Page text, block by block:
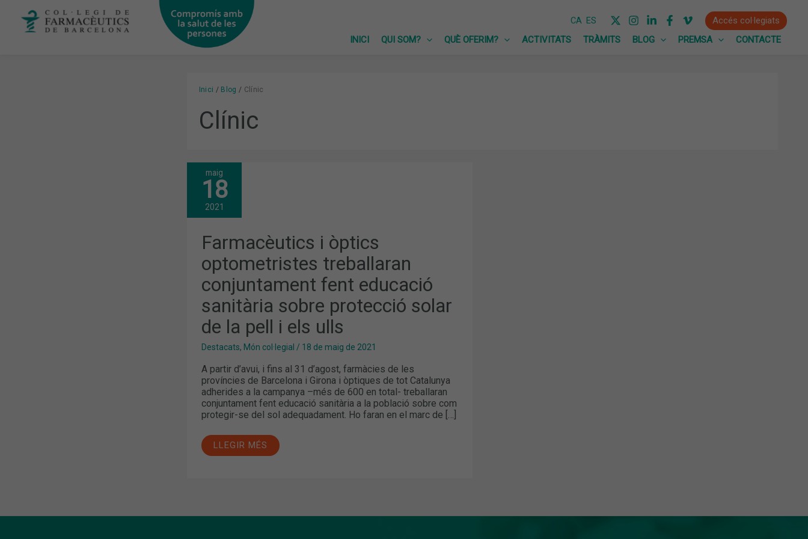
CA ES
Accés col·legiats
INICI
QUI SOM? QUÈ OFERIM? ACTIVITATS TRÀMITS BLOG PREMSA CONTACTE
Inici Blog Clínic
Clínic
maig
18
2021
Farmacèutics i òptics
optometristes treballaran
conjuntament fent educació
sanitària sobre protecció solar
de la pell i els ulls
Destacats, Món col·legial / 18 de maig de 2021
A partir d’avui, i fins al 31 d’agost, farmàcies de les
províncies de Barcelona i Girona i òptiques de tot Catalunya
adherides a la campanya –més de 600 en total- treballaran
conjuntament fent educació sanitària a la població sobre com
protegir-se del sol adequadament. Ho faran en el marc de […]
FARMACÈUTICS
ÒPTICS
OPTOMETRISTES
TREBALLARAN
EDUCACIÓ
SANITÀRIA
SOBRE
PROTECCIÓ
SOLAR
DE
PELL
I
ELS
ULLS
LLEGIR MÉS